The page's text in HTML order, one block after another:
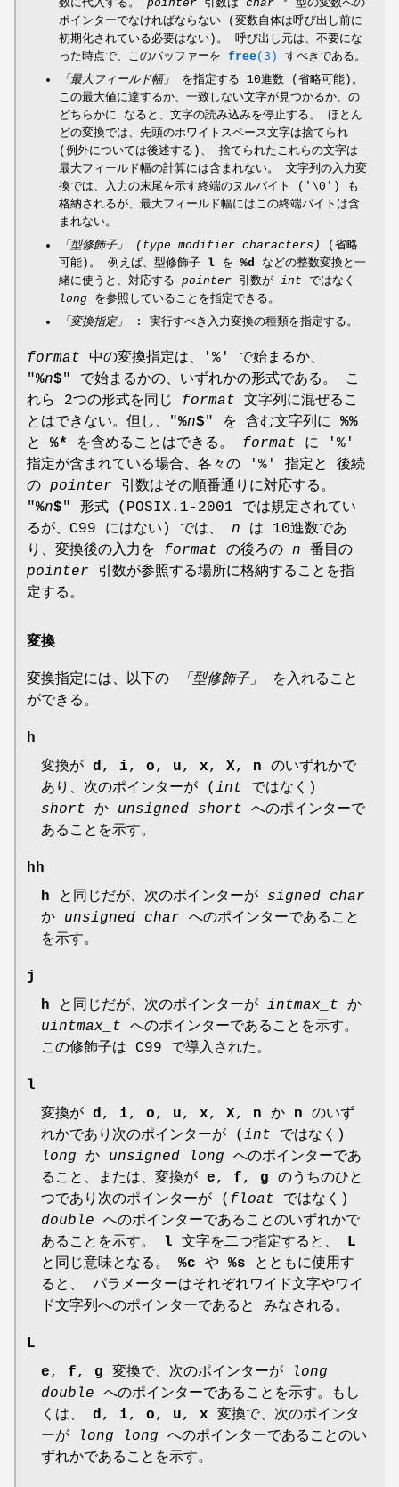
数に代入する。 pointer 引数は char *
型の変数への
ポインターでなければならない (変数自体は呼び出し前に
初期化されている必要はない)。 呼び出し元は、不要にな
った時点で、このバッファーを free (3)
すべきである。
「最大フィールド幅」
を指定する 10進数 (省略可能)。
この最大値に達するか、一致しない文字が見つかるか、の
どちらかに なると、文字の読み込みを停止する。 ほとん
どの変換では、先頭のホワイトスペース文字は捨てられ
(例外については後述する)、 捨てられたこれらの文字は
最大フィールド幅の計算には含まれない。 文字列の入力変
換では、入力の末尾を示す終端のヌルバイト ('\0') も
格納されるが、最大フィールド幅にはこの終端バイトは含
まれない。
「型修飾子」 (type modifier characters)
(省略
可能)。 例えば、型修飾子 l を %d
などの整数変換と一
緒に使うと、対応する pointer 引数が int ではなく
long を参照していることを指定できる。
「変換指定」
: 実行すべき入力変換の種類を指定する。
format 中の変換指定は、'%' で始まるか、
"%n$" で始まるかの、いずれかの形式である。 こ
れら 2つの形式を同じ format 文字列に混ぜるこ
とはできない。但し、"%n$" を 含む文字列に %%
と %* を含めることはできる。 format に '%'
指定が含まれている場合、各々の '%' 指定と 後続
の pointer 引数はその順番通りに対応する。
"%n$" 形式 (POSIX.1-2001 では規定されてい
るが、C99 にはない) では、 n は 10進数であ
り、変換後の入力を format の後ろの n 番目の
pointer 引数が参照する場所に格納することを指
定する。
変換
変換指定には、以下の 「型修飾子」
を入れること
ができる。
h
変換が d, i, o, u, x, X, n のいずれかで
あり、次のポインターが ( int ではなく)
short か unsigned short へのポインターで
あることを示す。
hh
h と同じだが、次のポインターが signed char
か unsigned char へのポインターであること
を示す。
j
h と同じだが、次のポインターが intmax_t か
uintmax_t へのポインターであることを示す。
この修飾子は C99 で導入された。
l
変換が d, i, o, u, x, X, n か n のいず
れかであり次のポインターが ( int ではなく)
long か unsigned long へのポインターであ
ること、または、変換が e, f, g のうちのひと
つであり次のポインターが ( float ではなく)
double へのポインターであることのいずれかで
あることを示す。 l 文字を二つ指定すると、 L
と同じ意味となる。 %c や %s とともに使用す
ると、 パラメーターはそれぞれワイド文字やワイ
ド文字列へのポインターであると みなされる。
L
e, f, g 変換で、次のポインターが
long
double へのポインターであることを示す。もし
くは、 d, i, o, u, x 変換で、次のポインタ
ーが
long long へのポインターであることのい
ずれかであることを示す。